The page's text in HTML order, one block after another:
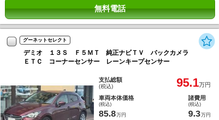
無料電話
グーネットセレクト
デミオ １３Ｓ Ｆ５ＭＴ 純正ナビＴＶ バックカメラ
ＥＴＣ コーナーセンサー レーンキープセンサー
支払総額
(税込) 95.1万円
車両本体価格
(税込)
85.8万円
諸費用
(税込)
9.3万円